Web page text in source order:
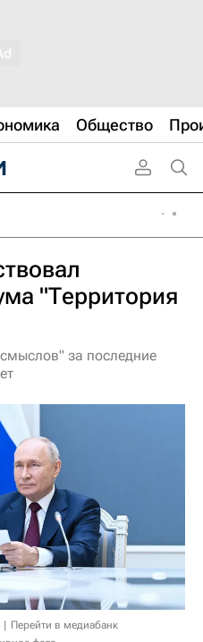
Общество
"Территория
за последние
Перейти в медиабанк